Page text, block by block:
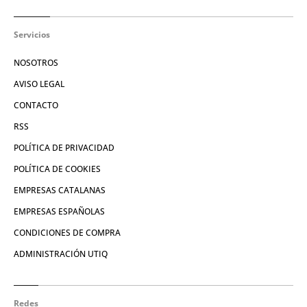
Servicios
NOSOTROS
AVISO LEGAL
CONTACTO
RSS
POLÍTICA DE PRIVACIDAD
POLÍTICA DE COOKIES
EMPRESAS CATALANAS
EMPRESAS ESPAÑOLAS
CONDICIONES DE COMPRA
ADMINISTRACIÓN UTIQ
Redes